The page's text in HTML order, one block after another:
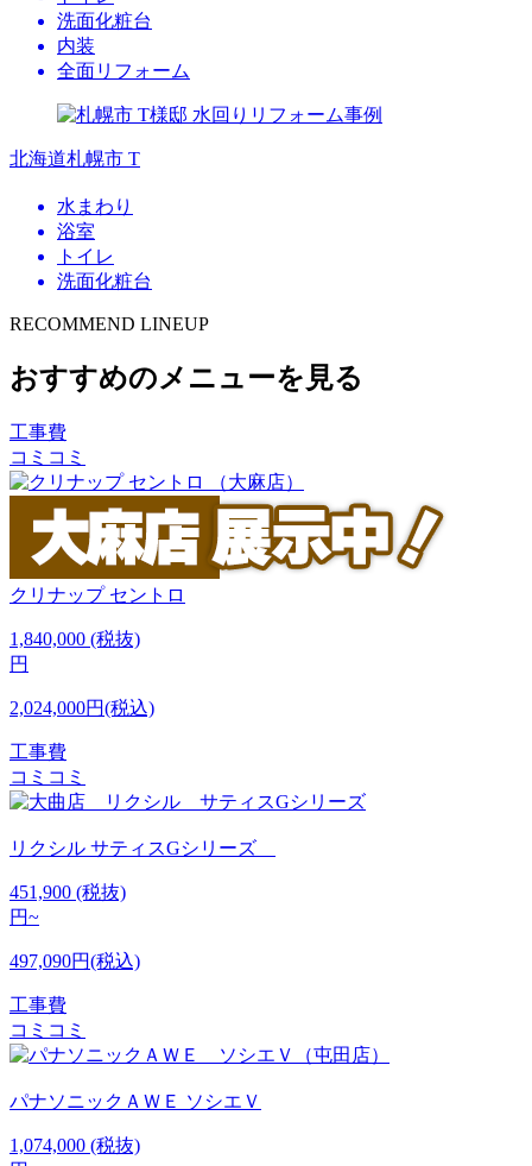
洗面化粧台
内装
全面リフォーム
北海道札幌市 T
水まわり
浴室
トイレ
洗面化粧台
RECOMMEND LINEUP
おすすめのメニューを見る
工事費
コミコミ
クリナップ セントロ
1,840,000 (税抜)
円
2,024,000円(税込)
工事費
コミコミ
リクシル サティスGシリーズ
451,900 (税抜)
円~
497,090円(税込)
工事費
コミコミ
パナソニックＡＷＥ ソシエＶ
1,074,000 (税抜)